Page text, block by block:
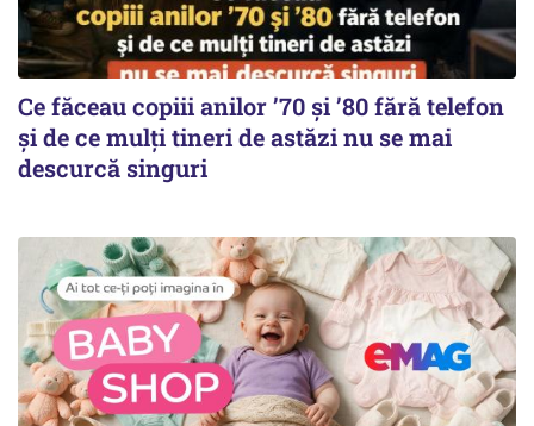
Ce făceau copiii anilor ’70 și ’80 fără telefon
și de ce mulți tineri de astăzi nu se mai
descurcă singuri